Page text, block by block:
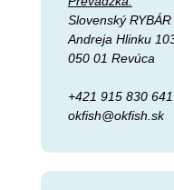
Slovenský
Andreja Hlinku
050 01 Revúca
+421 915 830 641
okfish@okfish.sk